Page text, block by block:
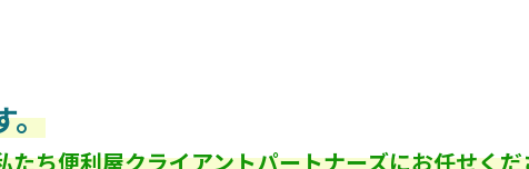
。
ち便利屋クライアントパートナーズにお任せく